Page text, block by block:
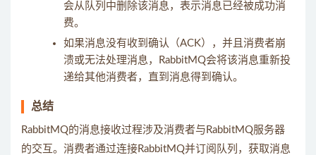
会从队列中删除该消息，表示消息已经被成功消
费。
如果消息没有收到确认（ACK），并且消费者崩
溃或无法处理消息，RabbitMQ会将该消息重新投
递给其他消费者，直到消息得到确认。
总结
RabbitMQ的消息接收过程涉及消费者与RabbitMQ服务器
的交互。消费者通过连接RabbitMQ并订阅队列，获取消息